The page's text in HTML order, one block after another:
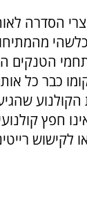
הסדרה
הטנקים
כבר כל אותם
הקולנוע
חפץ
לקישוש